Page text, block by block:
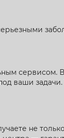
сервисом.
ваши задачи.
не